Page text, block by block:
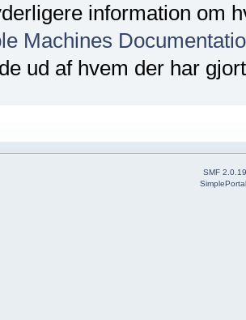
information om
Machines
ud af hvem der har
SMF 2.0.19